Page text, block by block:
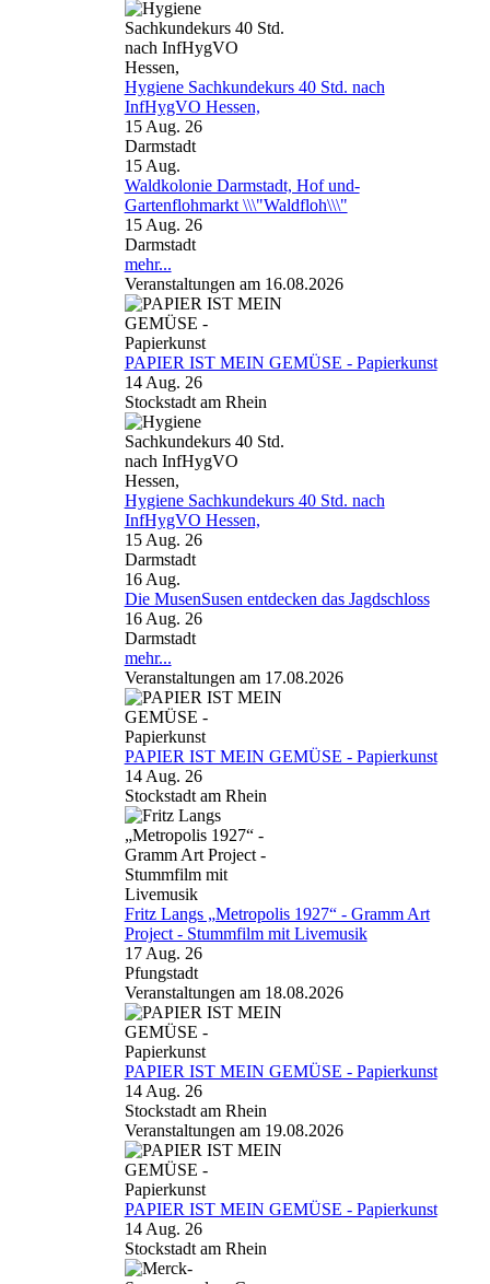
Hygiene Sachkundekurs 40 Std. nach
InfHygVO Hessen,
15 Aug. 26
Darmstadt
15 Aug.
Waldkolonie Darmstadt, Hof und-
Gartenflohmarkt \\\"Waldfloh\\\"
15 Aug. 26
Darmstadt
mehr...
Veranstaltungen am 16.08.2026
PAPIER IST MEIN GEMÜSE - Papierkunst
14 Aug. 26
Stockstadt am Rhein
Hygiene Sachkundekurs 40 Std. nach
InfHygVO Hessen,
15 Aug. 26
Darmstadt
16 Aug.
Die MusenSusen entdecken das Jagdschloss
16 Aug. 26
Darmstadt
mehr...
Veranstaltungen am 17.08.2026
PAPIER IST MEIN GEMÜSE - Papierkunst
14 Aug. 26
Stockstadt am Rhein
Fritz Langs „Metropolis 1927“ - Gramm Art
Project - Stummfilm mit Livemusik
17 Aug. 26
Pfungstadt
Veranstaltungen am 18.08.2026
PAPIER IST MEIN GEMÜSE - Papierkunst
14 Aug. 26
Stockstadt am Rhein
Veranstaltungen am 19.08.2026
PAPIER IST MEIN GEMÜSE - Papierkunst
14 Aug. 26
Stockstadt am Rhein